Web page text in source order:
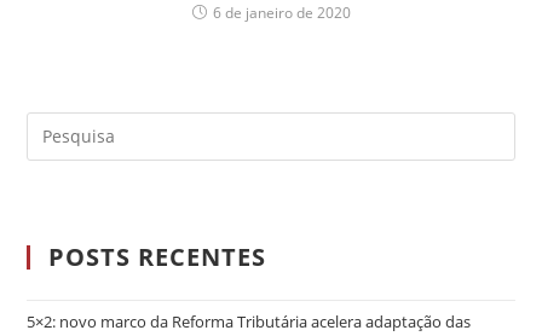
6 de janeiro de 2020
POSTS RECENTES
5×2: novo marco da Reforma Tributária acelera adaptação das